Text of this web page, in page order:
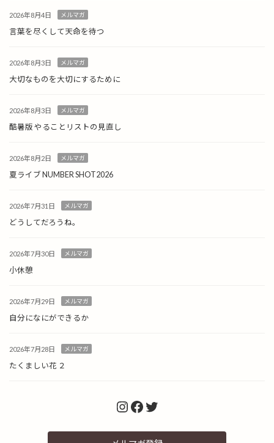
2026年8月4日 メルマガ
言葉を尽くして天命を待つ
2026年8月3日 メルマガ
大切なものを大切にするために
2026年8月3日 メルマガ
酷暑版 やることリストの見直し
2026年8月2日 メルマガ
夏ライブ NUMBER SHOT2026
2026年7月31日 メルマガ
どうしてだろうね。
2026年7月30日 メルマガ
小休憩
2026年7月29日 メルマガ
自分になにができるか
2026年7月28日 メルマガ
たくましい花 ２
Instagram
Facebook
Twitter